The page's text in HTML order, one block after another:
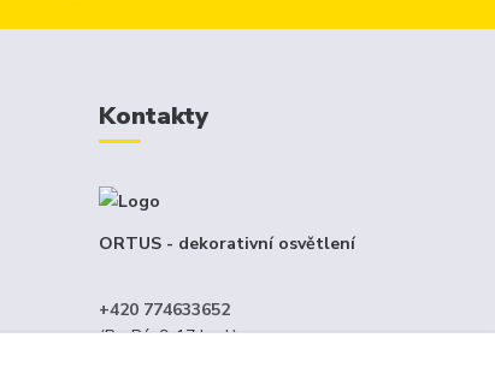
Kontakty
ORTUS - dekorativní osvětlení
+420 774633652
(Po-Pá, 9-17 hod.)